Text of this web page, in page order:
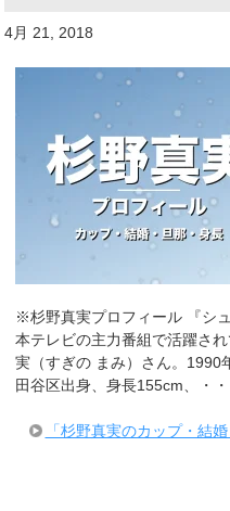
4月 21, 2018
※杉野真実プロフィール 『シ
本テレビの主力番組で活躍さ
実（すぎの まみ）さん。1990
田谷区出身、身長155cm、・・
「杉野真実のカップ・結